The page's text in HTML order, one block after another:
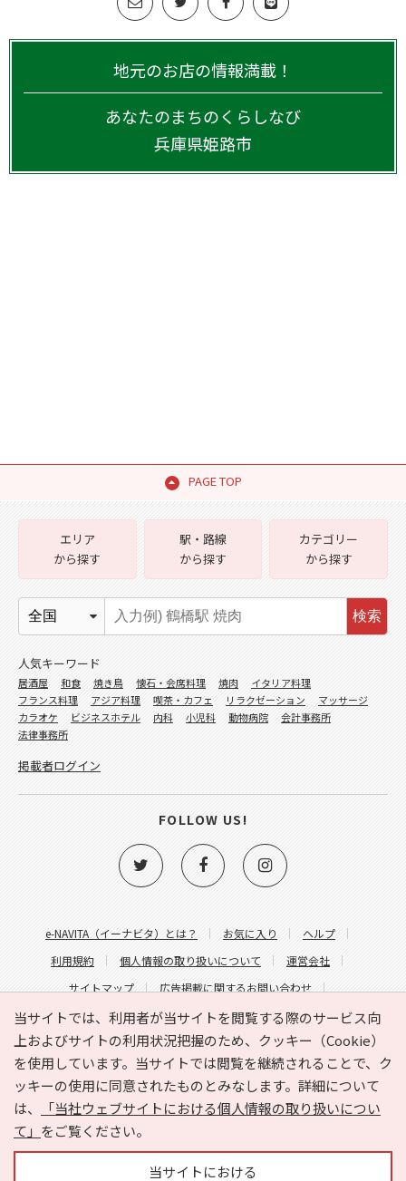
地元のお店の情報満載！
あなたのまちのくらしなび
兵庫県姫路市
PAGE TOP
当サイトでは、利用者が当サイトを閲覧する際のサービス向
上およびサイトの利用状況把握のため、クッキー（Cookie）
を使用しています。当サイトでは閲覧を継続されることで、ク
ッキーの使用に同意されたものとみなします。詳細について
は、
「当社ウェブサイトにおける個人情報の取り扱いについ
て」 をご覧ください。
当サイトにおける
e-NAVITA（イーナビタ）とは？ お気に入り
ヘルプ
利用規約
個人情報の取り扱いについて
運営会社
サイトマップ
広告掲載に関するお問い合わせ
サイトの内容に関するお問い合わせ
エリア
から探す
駅・路線
から探す
カテゴリー
から探す
検索
人気キーワード
居酒屋 和食 焼き鳥 懐石・会席料理 焼肉
イタリア料理
フランス料理
アジア料理 喫茶・カフェ リラクゼーション
マッサージ
カラオケ
ビジネスホテル 内科 小児科 動物病院
会計事務所
法律事務所
掲載者ログイン
FOLLOW US!
Copyright © HYOJITO.Co.,Ltd. All Rights Reserved.